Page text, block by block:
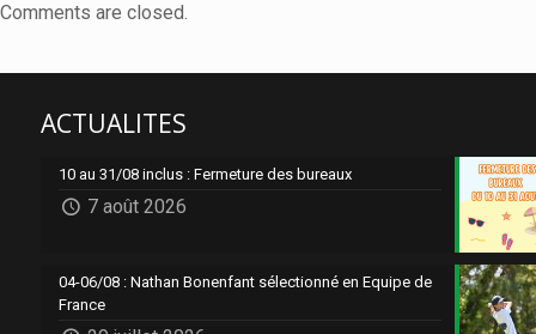
Comments are closed.
ACTUALITES
10 au 31/08 inclus : Fermeture des bureaux
7 août 2026
04-06/08 : Nathan Bonenfant sélectionné en Equipe de
France